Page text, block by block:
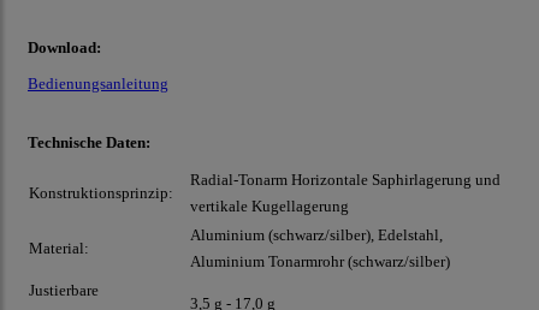
Download:
Bedienungsanleitung
Technische Daten:
Konstruktionsprinzip:
Radial-Tonarm Horizontale Saphirlagerung und
vertikale Kugellagerung
Material:
Aluminium (schwarz/silber), Edelstahl,
Aluminium Tonarmrohr (schwarz/silber)
Justierbare
3,5 g - 17,0 g